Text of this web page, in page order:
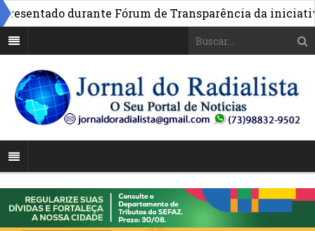
durante Fórum de Transparência da iniciativa